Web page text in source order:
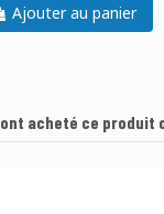
Ajouter au panier
acheté ce produit